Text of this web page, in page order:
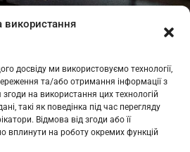
використання
досвіду ми використовуємо технології,
та/або отримання інформації з
на використання цих технологій
такі як поведінка під час перегляду
Відмова від згоди або її
вплинути на роботу окремих функцій